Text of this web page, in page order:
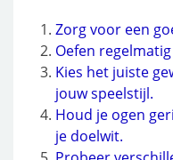
Zorg voor een
Oefen
Kies het juiste
jouw speelstijl.
Houd je ogen
je doelwit.